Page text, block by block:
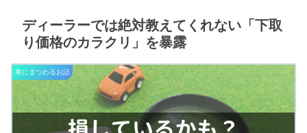
ディーラーでは絶対教えてくれない「下取
り価格のカラクリ」を暴露
車にまつわるお話